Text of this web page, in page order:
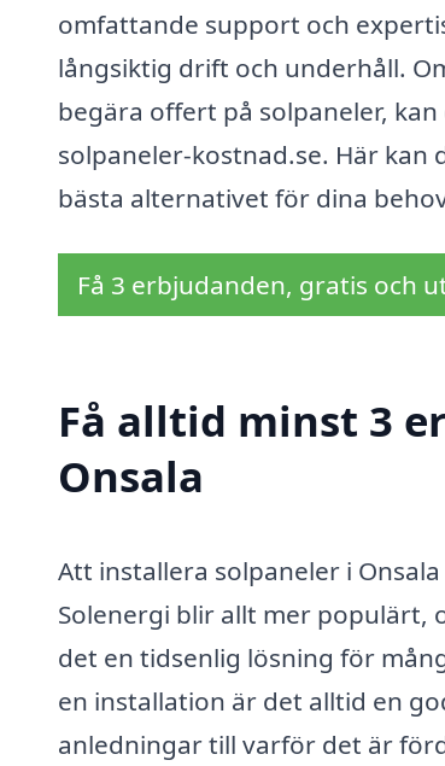
omfattande support och
långsiktig drift och underhåll.
begära offert på solpaneler,
solpaneler-kostnad.se. Här
bästa alternativet för dina
Få 3 erbjudanden, gratis och
Få alltid minst 3
Onsala
Att installera solpaneler i
Solenergi blir allt mer populärt,
det en tidsenlig lösning för
en installation är det alltid en
anledningar till varför det är